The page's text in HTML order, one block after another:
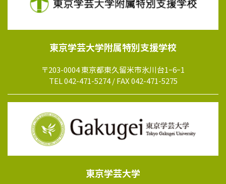
東京学芸大学附属特別支援学校
〒203-0004 東京都東久留米市氷川台1ｰ6ｰ1
TEL 042-471-5274 / FAX 042-471-5275
東京学芸大学